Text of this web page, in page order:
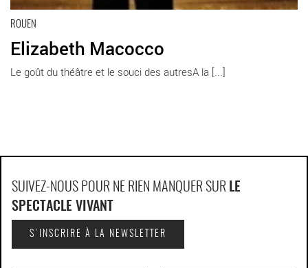
ROUEN
Elizabeth Macocco
Le goût du théâtre et le souci des autresA la [...]
SUIVEZ-NOUS POUR NE RIEN MANQUER SUR LE
SPECTACLE VIVANT
S'INSCRIRE À LA NEWSLETTER